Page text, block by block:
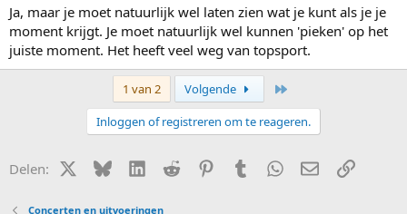
Ja, maar je moet natuurlijk wel laten zien wat je kunt als je je
moment krijgt. Je moet natuurlijk wel kunnen 'pieken' op het
juiste moment. Het heeft veel weg van topsport.
1 van 2 Volgende
Inloggen of registreren om te reageren.
Delen: X (Twitter)
BlueskyLinkedIn
Reddit PinterestTumblr WhatsApp
E-mailLink
Concerten en uitvoeringen